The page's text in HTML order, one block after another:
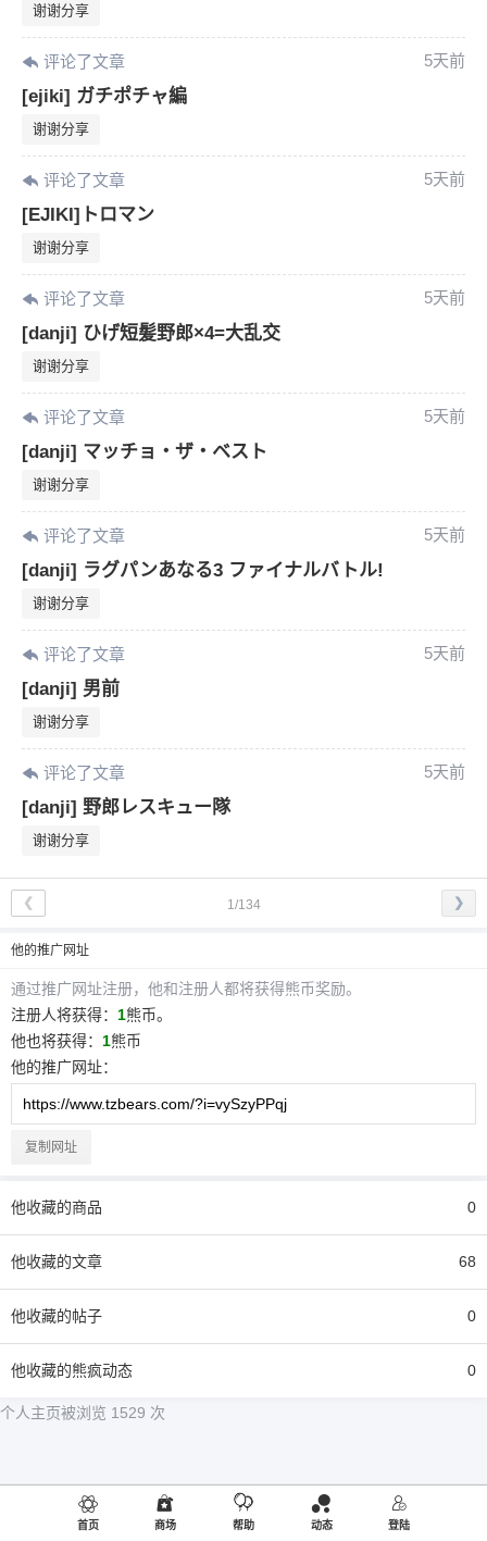
谢谢分享
评论了文章 5天前
[ejiki] ガチポチャ編
谢谢分享
评论了文章 5天前
[EJIKI]トロマン
谢谢分享
评论了文章 5天前
[danji] ひげ短髪野郎×4=大乱交
谢谢分享
评论了文章 5天前
[danji] マッチョ・ザ・ベスト
谢谢分享
评论了文章 5天前
[danji] ラグパンあなる3 ファイナルバトル!
谢谢分享
评论了文章 5天前
[danji] 男前
谢谢分享
评论了文章 5天前
[danji] 野郎レスキュー隊
谢谢分享
1/134
❮ ❯
他的推广网址
通过推广网址注册， 他和注册人都将获得熊币奖励。
注册人将获得： 1熊币。
他也将获得： 1熊币
他的推广网址：
复制网址
他收藏的商品 0
他收藏的文章 68
他收藏的帖子 0
他收藏的熊疯动态 0
个人主页被浏览 1529 次
首页 商场 帮助 动态 登陆